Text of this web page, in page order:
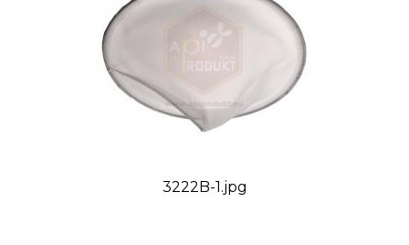
3222B-1.jpg